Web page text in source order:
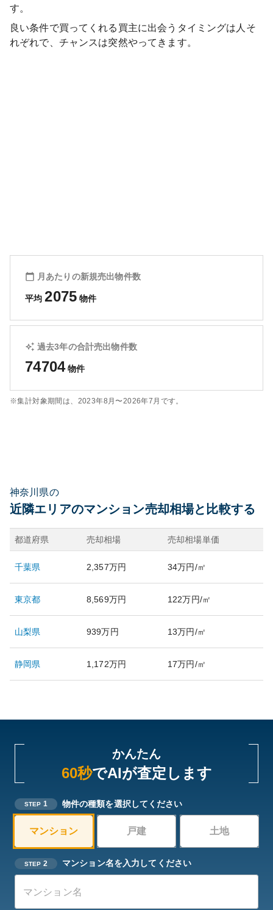
す。
良い条件で買ってくれる買主に出会うタイミングは人そ
れぞれで、チャンスは突然やってきます。
月あたりの新規売出物件数
平均 2075 物件
過去3年の合計売出物件数
74704 物件
※集計対象期間は、 2023年8月〜2026年7月 です。
神奈川県の
近隣エリアのマンション売却相場と比較する
都道府県 売却相場 売却相場単価
千葉県 2,357万円 34万円/㎡
東京都 8,569万円 122万円/㎡
山梨県 939万円 13万円/㎡
静岡県 1,172万円 17万円/㎡
かんたん
60秒でAIが査定します
STEP 1 物件の種類を選択してください
マンション 戸建 土地
STEP 2 マンション名を入力してください